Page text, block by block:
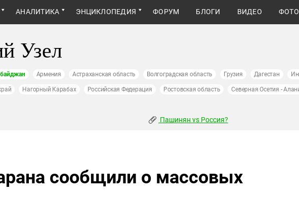
АНАЛИТИКА ЭНЦИКЛОПЕДИЯ ФОРУМ БЛОГИ ВИДЕО
Узел
Армения Астраханская область Волгоградская область Грузия Дагестан
Нагорный Карабах Российская Федерация Ростовская область Северная Осетия -
Пашинян vs Россия?
сообщили о массовых